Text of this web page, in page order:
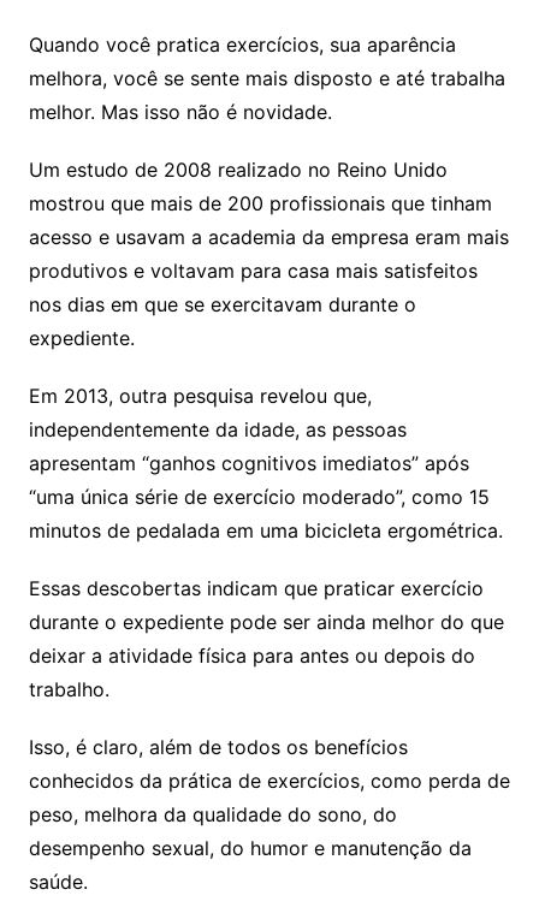
Quando você pratica exercícios, sua aparência
melhora, você se sente mais disposto e até trabalha
melhor. Mas isso não é novidade.
Um estudo de 2008 realizado no Reino Unido
mostrou que mais de 200 profissionais que tinham
acesso e usavam a academia da empresa eram mais
produtivos e voltavam para casa mais satisfeitos
nos dias em que se exercitavam durante o
expediente.
Em 2013, outra pesquisa revelou que,
independentemente da idade, as pessoas
apresentam “ganhos cognitivos imediatos” após
“uma única série de exercício moderado”, como 15
minutos de pedalada em uma bicicleta ergométrica.
Essas descobertas indicam que praticar exercício
durante o expediente pode ser ainda melhor do que
deixar a atividade física para antes ou depois do
trabalho.
Isso, é claro, além de todos os benefícios
conhecidos da prática de exercícios, como perda de
peso, melhora da qualidade do sono, do
desempenho sexual, do humor e manutenção da
saúde.